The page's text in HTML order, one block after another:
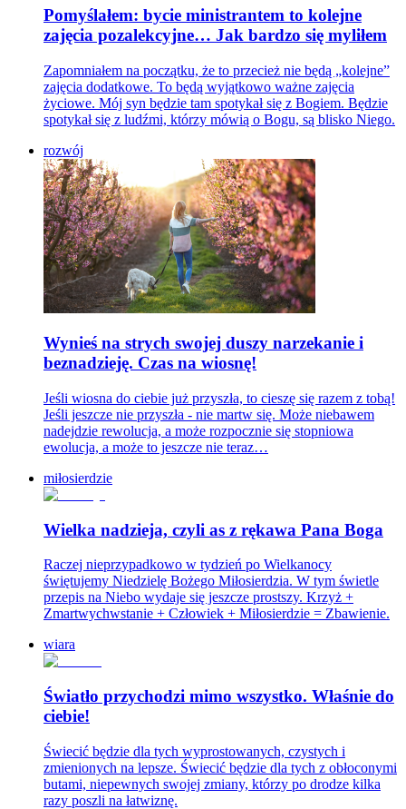
Pomyślałem: bycie ministrantem to kolejne
zajęcia pozalekcyjne… Jak bardzo się myliłem
Zapomniałem na początku, że to przecież nie będą „kolejne”
zajęcia dodatkowe. To będą wyjątkowo ważne zajęcia
życiowe. Mój syn będzie tam spotykał się z Bogiem. Będzie
spotykał się z ludźmi, którzy mówią o Bogu, są blisko Niego.
rozwój
Wynieś na strych swojej duszy narzekanie i
beznadzieję. Czas na wiosnę!
Jeśli wiosna do ciebie już przyszła, to cieszę się razem z tobą!
Jeśli jeszcze nie przyszła - nie martw się. Może niebawem
nadejdzie rewolucja, a może rozpocznie się stopniowa
ewolucja, a może to jeszcze nie teraz…
miłosierdzie
Wielka nadzieja, czyli as z rękawa Pana Boga
Raczej nieprzypadkowo w tydzień po Wielkanocy
świętujemy Niedzielę Bożego Miłosierdzia. W tym świetle
przepis na Niebo wydaje się jeszcze prostszy. Krzyż +
Zmartwychwstanie + Człowiek + Miłosierdzie = Zbawienie.
wiara
Światło przychodzi mimo wszystko. Właśnie do
ciebie!
Świecić będzie dla tych wyprostowanych, czystych i
zmienionych na lepsze. Świecić będzie dla tych z obłoconymi
butami, niepewnych swojej zmiany, którzy po drodze kilka
razy poszli na łatwiznę.